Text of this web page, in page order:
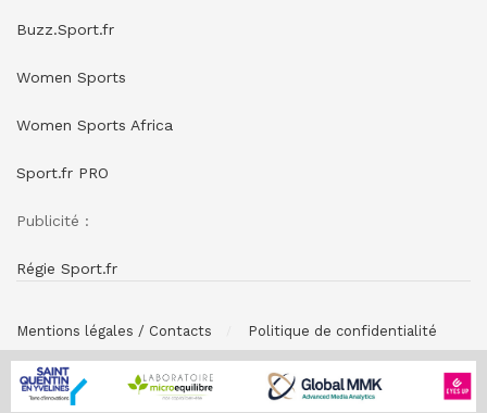
Buzz.Sport.fr
Women Sports
Women Sports Africa
Sport.fr PRO
Publicité :
Régie Sport.fr
Mentions légales / Contacts Politique de confidentialité
© SPONSORING.FR